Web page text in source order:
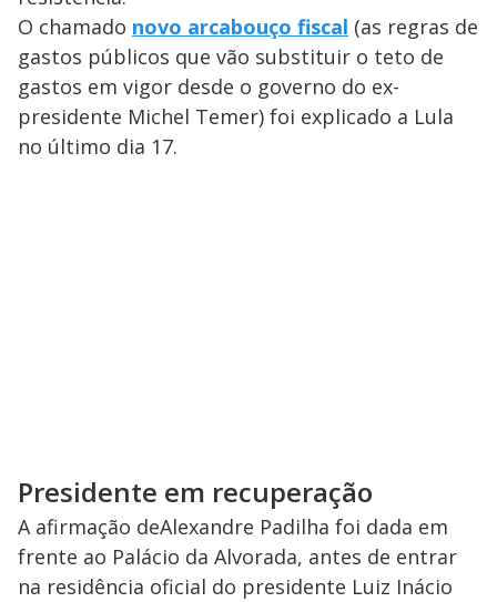
O chamado novo arcabouço fiscal (as regras de
gastos públicos que vão substituir o teto de
gastos em vigor desde o governo do ex-
presidente Michel Temer) foi explicado a Lula
no último dia 17.
Presidente em recuperação
A afirmação deAlexandre Padilha foi dada em
frente ao Palácio da Alvorada, antes de entrar
na residência oficial do presidente Luiz Inácio